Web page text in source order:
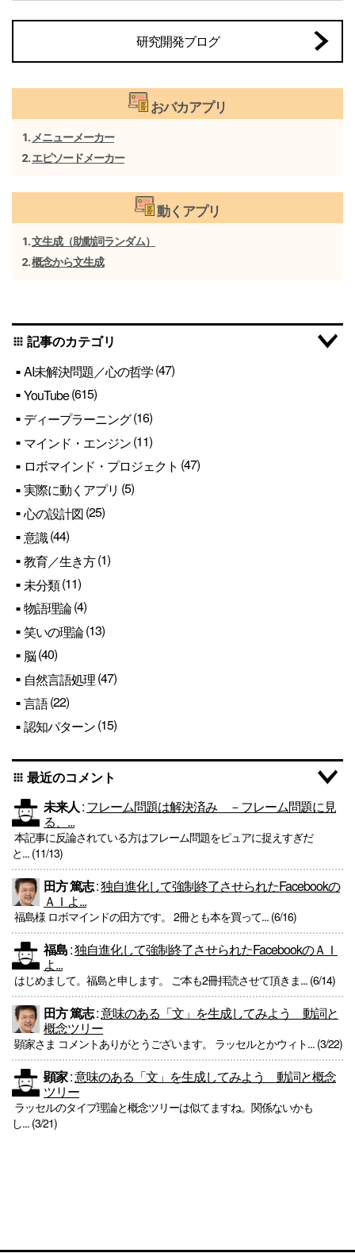
研究開発ブログ
おバカアプリ
メニューメーカー
エピソードメーカー
動くアプリ
文生成（助動詞ランダム）
概念から文生成
apps 記事のカテゴリ
AI未解決問題／心の哲学(47)
YouTube(615)
ディープラーニング(16)
マインド・エンジン(11)
ロボマインド・プロジェクト (47)
実際に動くアプリ (5)
心の設計図(25)
意識(44)
教育／生き方(1)
未分類(11)
物語理論(4)
笑いの理論(13)
脳(40)
自然言語処理(47)
言語(22)
認知パターン(15)
apps 最近のコメント
未来人:フレーム問題は解決済み －フレーム問題に見
る、...
本記事に反論されている方はフレーム問題をピュアに捉えすぎだ
と... (11/13)
田方 篤志:独自進化して強制終了させられたFacebookの
ＡＩよ...
福島様 ロボマインドの田方です。 2冊とも本を買って... (6/16)
福島:独自進化して強制終了させられたFacebookのＡＩ
よ...
はじめまして。福島と申します。 ご本も2冊拝読させて頂きま... (6/14)
田方 篤志:意味のある「文」を生成してみよう 動詞と
概念ツリー
顕家さま コメントありがとうございます。 ラッセルとかウィト... (3/22)
顕家:意味のある「文」を生成してみよう 動詞と概念
ツリー
ラッセルのタイプ理論と概念ツリーは似てますね。関係ないかも
し... (3/21)